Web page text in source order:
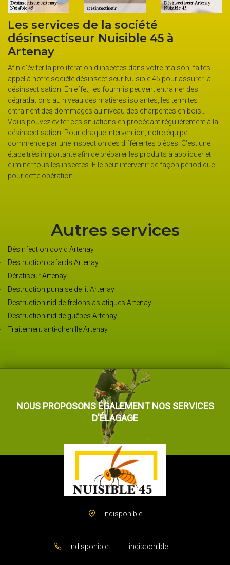
faites
assurer la
des
en bois…
à la
C’est une
et
périodique
Élimination des insectes avec
désinsectiseur Nuisible 45
Certains insectes sont nuisibles à l’homme, aux plantes
insectes eux-mêmes. La chenille processionnaire fait
mal aux végétaux en les dévorant en un temps record.
asiatiques se développent très vite, leur piqûre est très
et peut provoquer des allergies graves aux personnes
faut faire appel à des professionnels pour éliminer ces
nuisibles. Nuisible 45 est un désinsectiseur réputé à
intervient rapidement pour exterminer les blattes, les
frelons asiatiques, les chenilles processionnaires, les
moustiques, les puces et bien d’autres.
Autres services
Désinfection covid Artenay
Destruction cafards Artenay
Dératiseur Artenay
Destruction punaise de lit Artenay
Destruction nid de frelons asiatiques Artenay
Destruction nid de guêpes Artenay
Traitement anti-chenille Artenay
NOUS PROPOSONS ÉGALEMENT NOS SERVICES
D'ÉLAGAGE
indisponible
indisponible - indisponible